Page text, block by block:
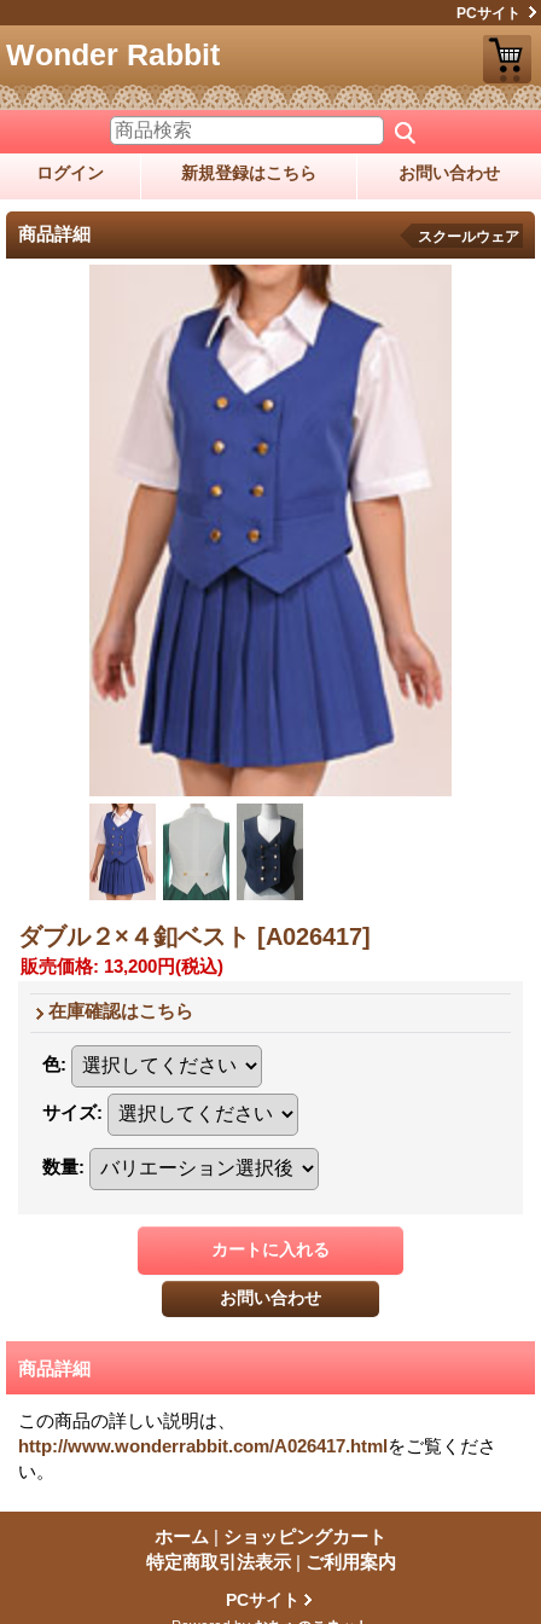
PCサイト
Wonder Rabbit
ログイン 新規登録はこちら お問い合わせ
商品詳細 スクールウェア
ダブル２×４釦ベスト [A026417]
販売価格: 13,200円(税込)
在庫確認はこちら
色:
サイズ:
数量:
商品詳細
この商品の詳しい説明は、
http://www.wonderrabbit.com/A026417.htmlをご覧くださ
い。
ホーム | ショッピングカート
特定商取引法表示 | ご利用案内
PCサイト